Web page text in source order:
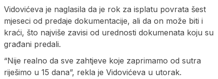
Vidovićeva je naglasila da je rok za isplatu povrata šest
mjeseci od predaje dokumentacije, ali da on može biti i
kraći, što najviše zavisi od urednosti dokumenata koju su
građani predali.
“Nije realno da sve zahtjeve koje zaprimamo od sutra
riješimo u 15 dana”, rekla je Vidovićeva u utorak.